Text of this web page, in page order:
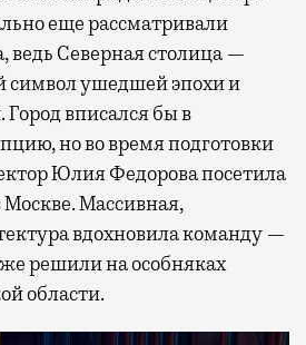
еще рассматривали
ведь Северная столица —
символ ушедшей эпохи и
вписался бы в
но во время подготовки
Юлия Федорова посетила
Массивная,
вдохновила команду —
же решили на особняках
области.